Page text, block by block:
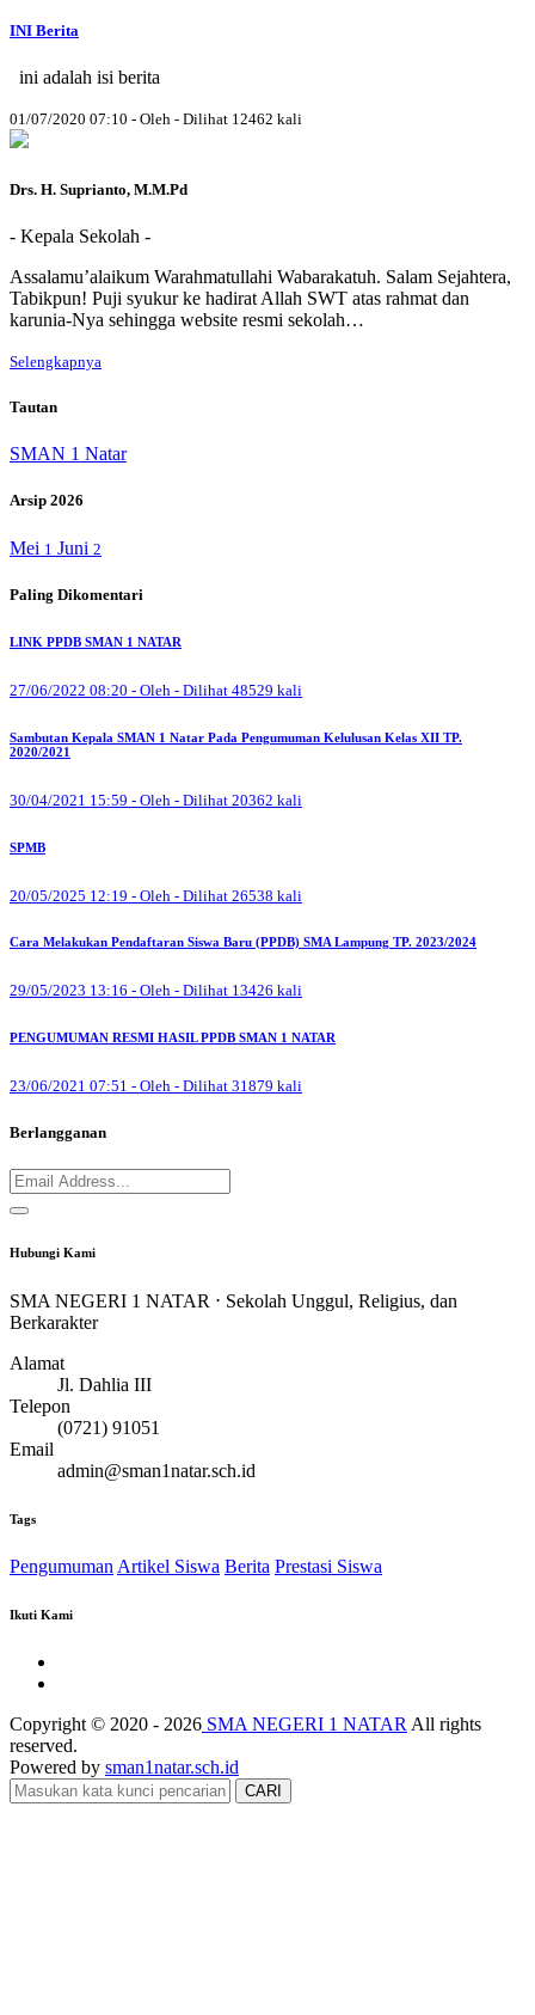
INI Berita
ini adalah isi berita
01/07/2020 07:10 - Oleh - Dilihat 12462 kali
Drs. H. Suprianto, M.M.Pd
- Kepala Sekolah -
Assalamu’alaikum Warahmatullahi Wabarakatuh. Salam Sejahtera,
Tabikpun! Puji syukur ke hadirat Allah SWT atas rahmat dan
karunia-Nya sehingga website resmi sekolah…
Selengkapnya
Tautan
SMAN 1 Natar
Arsip 2026
Mei 1 Juni 2
Paling Dikomentari
LINK PPDB SMAN 1 NATAR
27/06/2022 08:20 - Oleh - Dilihat 48529 kali
Sambutan Kepala SMAN 1 Natar Pada Pengumuman Kelulusan Kelas XII TP.
2020/2021
30/04/2021 15:59 - Oleh - Dilihat 20362 kali
SPMB
20/05/2025 12:19 - Oleh - Dilihat 26538 kali
Cara Melakukan Pendaftaran Siswa Baru (PPDB) SMA Lampung TP. 2023/2024
29/05/2023 13:16 - Oleh - Dilihat 13426 kali
PENGUMUMAN RESMI HASIL PPDB SMAN 1 NATAR
23/06/2021 07:51 - Oleh - Dilihat 31879 kali
Berlangganan
Hubungi Kami
SMA NEGERI 1 NATAR ⋅ Sekolah Unggul, Religius, dan
Berkarakter
Alamat
Jl. Dahlia III
Telepon
(0721) 91051
Email
admin@sman1natar.sch.id
Tags
Pengumuman Artikel Siswa Berita Prestasi Siswa
Ikuti Kami
Copyright © 2020 - 2026 SMA NEGERI 1 NATAR All rights
reserved.
Powered by sman1natar.sch.id
CARI